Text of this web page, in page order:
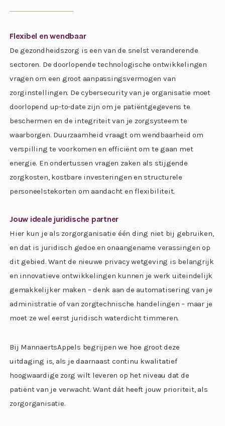
Flexibel en wendbaar
De gezondheidszorg is een van de snelst veranderende
sectoren. De doorlopende technologische ontwikkelingen
vragen om een groot aanpassingsvermogen van
zorginstellingen. De cybersecurity van je organisatie moet
doorlopend up-to-date zijn om je patiëntgegevens te
beschermen en de integriteit van je zorgsysteem te
waarborgen. Duurzaamheid vraagt om wendbaarheid om
verspilling te voorkomen en efficiënt om te gaan met
energie. En ondertussen vragen zaken als stijgende
zorgkosten, kostbare investeringen en structurele
personeelstekorten om aandacht en flexibiliteit.
Jouw ideale juridische partner
Hier kun je als zorgorganisatie één ding niet bij gebruiken,
en dat is juridisch gedoe en onaangename verassingen op
dit gebied. Want de nieuwe privacy wetgeving is belangrijk
en innovatieve ontwikkelingen kunnen je werk uiteindelijk
gemakkelijker maken – denk aan de automatisering van je
administratie of van zorgtechnische handelingen – maar je
moet ze wel eerst juridisch waterdicht timmeren.
Bij MannaertsAppels begrijpen we hoe groot deze
uitdaging is, als je daarnaast continu kwalitatief
hoogwaardige zorg wilt leveren op het niveau dat de
patiënt van je verwacht. Want dát heeft jouw prioriteit, als
zorgorganisatie.